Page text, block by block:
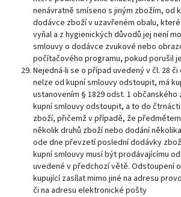
nenávratně smíseno s jiným zbožím, od
dodávce zboží v uzavřeném obalu,
vyňal a z hygienických důvodů jej není
smlouvy o dodávce zvukové nebo
počítačového programu, pokud porušil
Nejedná-li se o případ uvedený v čl. 28
nelze od kupní smlouvy odstoupit, má
ustanovením § 1829 odst. 1 občanského
kupní smlouvy odstoupit, a to do
zboží, přičemž v případě, že
několik druhů zboží nebo dodání
ode dne převzetí poslední dodávky
kupní smlouvy musí být prodávajícímu
uvedené v předchozí větě. Odstoupení
kupující zasílat mimo jiné na adresu
či na adresu elektronické pošty